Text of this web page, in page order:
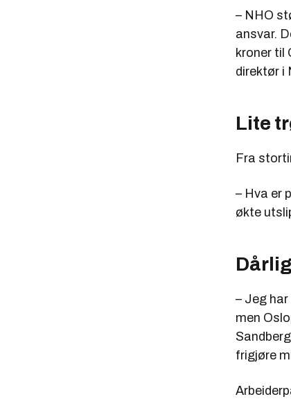
– NHO
ansvar.
kroner til
direktør i
Lite
Fra
– Hva er
økte
– Jeg
men
frigjøre